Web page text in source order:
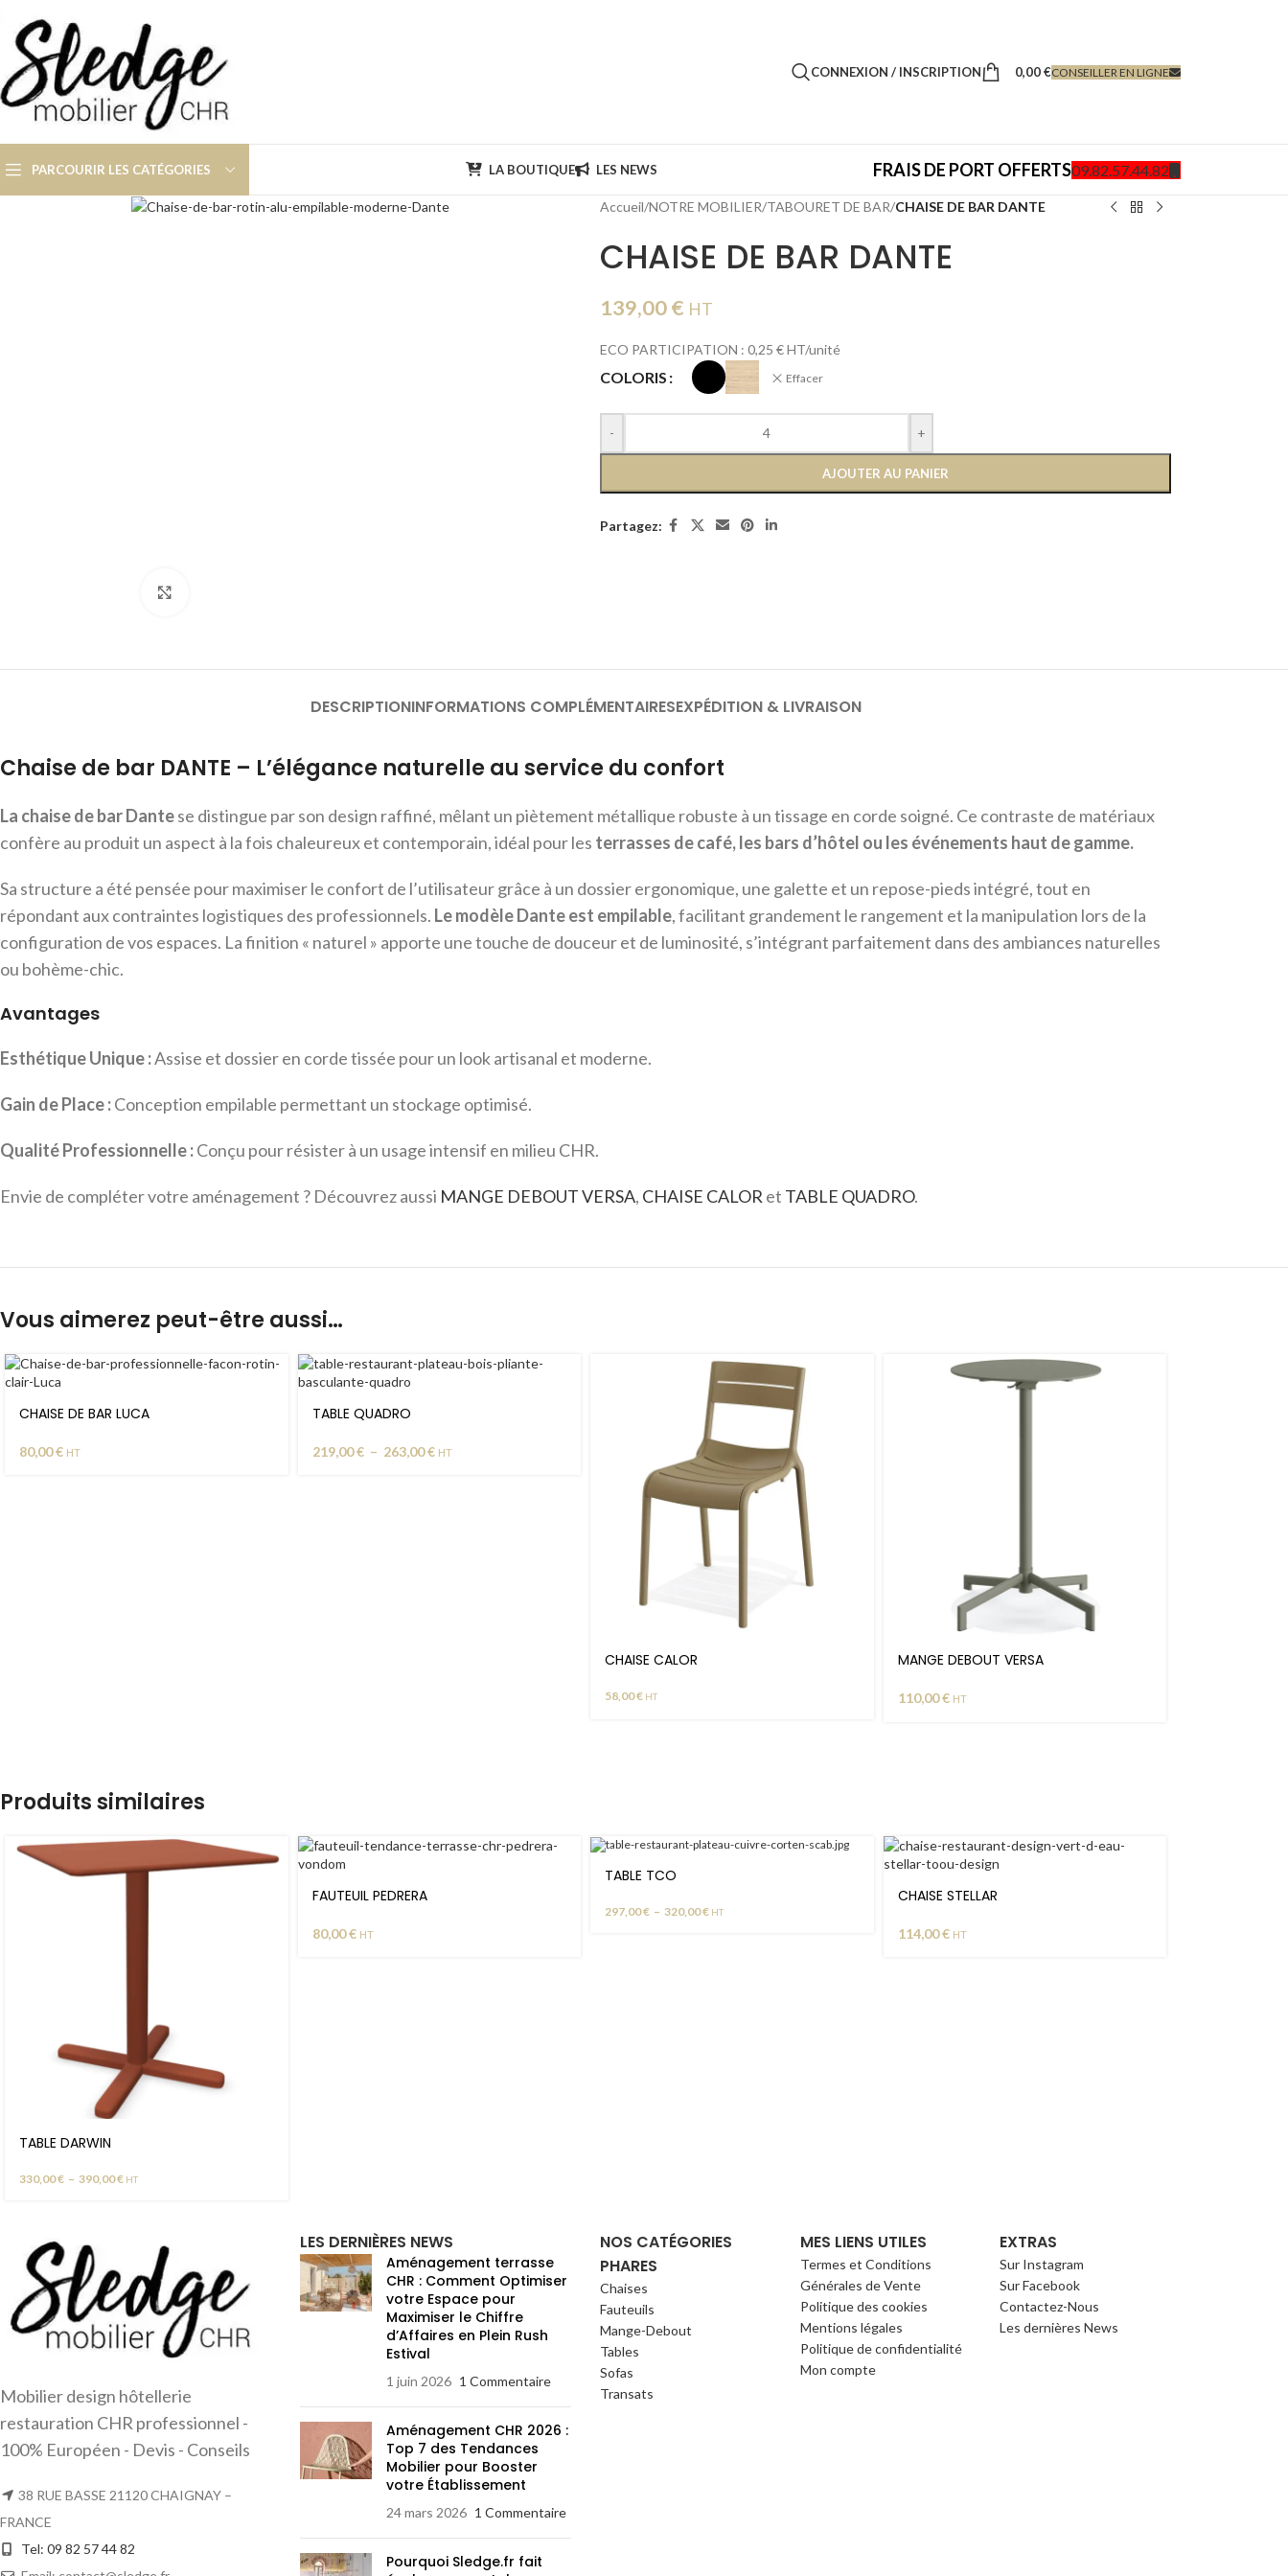
CONNEXION / INSCRIPTION 0,00€CONSEILLER EN LIGNE
PARCOURIR LES CATÉGORIES LA BOUTIQUE LES NEWS FRAIS DE PORT OFFERTS09.82.57.44.82
Accueil/NOTRE MOBILIER/TABOURET DE BAR/CHAISE DE BAR DANTE
CHAISE DE BAR DANTE
139,00€ HT
ECO PARTICIPATION : 0,25 € HT/unité
COLORIS Effacer
- +
AJOUTER AU PANIER
Partagez:
DESCRIPTIONINFORMATIONS COMPLÉMENTAIRESEXPÉDITION & LIVRAISON
Chaise de bar DANTE – L’élégance naturelle au service du confort
La chaise de bar Dantese distingue par son design raffiné, mêlant un piètement métallique robuste à un tissage en corde soigné. Ce contraste de matériaux
confère au produit un aspect à la fois chaleureux et contemporain, idéal pour les terrasses de café, les bars d’hôtel ou les événements haut de gamme.
Sa structure a été pensée pour maximiser le confort de l’utilisateur grâce à un dossier ergonomique, une galette et un repose-pieds intégré, tout en
répondant aux contraintes logistiques des professionnels. Le modèle Dante est empilable, facilitant grandement le rangement et la manipulation lors de la
configuration de vos espaces. La finition « naturel » apporte une touche de douceur et de luminosité, s’intégrant parfaitement dans des ambiances naturelles
ou bohème-chic.
Avantages
Esthétique Unique :Assise et dossier en corde tissée pour un look artisanal et moderne.
Gain de Place :Conception empilable permettant un stockage optimisé.
Qualité Professionnelle :Conçu pour résister à un usage intensif en milieu CHR.
Envie de compléter votre aménagement ? Découvrez aussi MANGE DEBOUT VERSA, CHAISE CALOR et TABLE QUADRO.
Vous aimerez peut-être aussi…
CHAISE DE BAR LUCA
80,00€ HT
TABLE QUADRO
219,00€ – 263,00€ HT
CHAISE CALOR
58,00€ HT
MANGE DEBOUT VERSA
110,00€ HT
Produits similaires
TABLE DARWIN
330,00€ – 390,00€ HT
FAUTEUIL PEDRERA
80,00€ HT
TABLE TCO
297,00€ – 320,00€ HT
CHAISE STELLAR
114,00€ HT
Mobilier design hôtellerie
restauration CHR professionnel -
100% Européen - Devis - Conseils
38 RUE BASSE 21120 CHAIGNAY –
FRANCE
Tel: 09 82 57 44 82
LES DERNIÈRES NEWS
Aménagement terrasse
CHR : Comment Optimiser
votre Espace pour
Maximiser le Chiffre
d’Affaires en Plein Rush
Estival
1 juin 2026 1 Commentaire
Aménagement CHR 2026 :
Top 7 des Tendances
Mobilier pour Booster
votre Établissement
24 mars 2026 1 Commentaire
Pourquoi Sledge.fr fait
NOS CATÉGORIES
PHARES
Chaises
Fauteuils
Mange-Debout
Tables
Sofas
Transats
MES LIENS UTILES
Termes et Conditions
Générales de Vente
Politique des cookies
Mentions légales
Politique de confidentialité
Mon compte
EXTRAS
Sur Instagram
Sur Facebook
Contactez-Nous
Les dernières News